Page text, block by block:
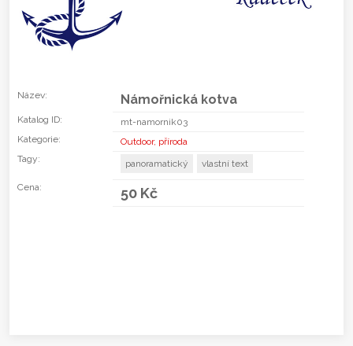
Název: Námořnická kotva
Katalog ID:
mt-namornik03
Kategorie:
Outdoor, příroda
Tagy:
panoramatický vlastní text
Cena: 50 Kč